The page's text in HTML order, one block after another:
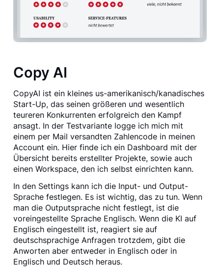
Copy AI
CopyAI ist ein kleines us-amerikanisch/kanadisches
Start-Up, das seinen größeren und wesentlich
teureren Konkurrenten erfolgreich den Kampf
ansagt. In der Testvariante logge ich mich mit
einem per Mail versandten Zahlencode in meinen
Account ein. Hier finde ich ein Dashboard mit der
Übersicht bereits erstellter Projekte, sowie auch
einen Workspace, den ich selbst einrichten kann.
In den Settings kann ich die Input- und Output-
Sprache festlegen. Es ist wichtig, das zu tun. Wenn
man die Outputsprache nicht festlegt, ist die
voreingestellte Sprache Englisch. Wenn die KI auf
Englisch eingestellt ist, reagiert sie auf
deutschsprachige Anfragen trotzdem, gibt die
Anworten aber entweder in Englisch oder in
Englisch und Deutsch heraus.